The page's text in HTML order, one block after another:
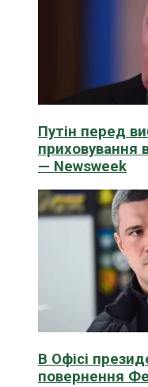
Путін перед
приховування
— Newsweek
В Офісі
повернення